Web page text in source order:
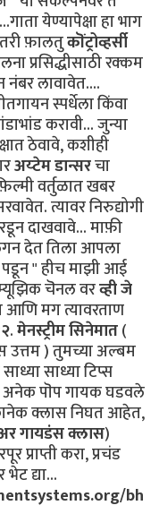
येण्यापेक्षा हा भाग
फ़ालतुकॊंट्रोव्हर्सी
प्रसिद्धीसाठी रक्कम
लावावेत....
स्पर्धेला किंवा
करावी... जुन्या
ठेवावे, कशीही
अय्टेम डान्सरचा
वर्तुळात खबर
त्यावर निरुद्योगी
दाखवावे... माफ़ी
देत तिला आपला
पडून " हीच माझी आई
चॆनल वरव्ही जे
मग त्यावरताण
.मेनस्ट्रीम सिनेमात(
उत्तम ) तुमच्या अल्बम
साध्या टिप्स
पॊप गायक घडवले
क्लास निघत आहेत,
गायडंस क्लास)
प्राप्ती करा, प्रचंड
द्या...
bh